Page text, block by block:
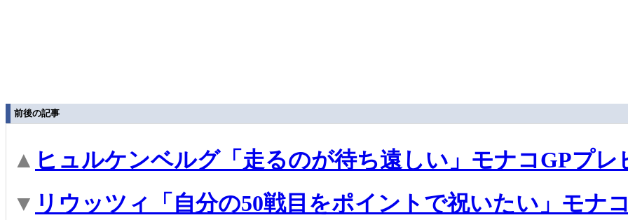
前後の記事
▲ ヒュルケンベルグ「走るのが待ち遠しい」モナコGPプレ
▼ リウッツィ「自分の50戦目をポイントで祝いたい」モナ